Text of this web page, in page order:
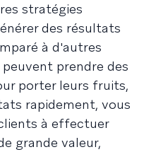
stratégies
des résultats
à d'autres
prendre des
porter leurs fruits,
rapidement, vous
à effectuer
grande valeur,